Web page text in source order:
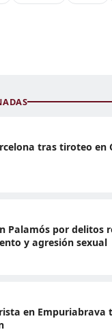
tras tiroteo en
Palamós por delitos
y agresión sexual
en Empuriabrava